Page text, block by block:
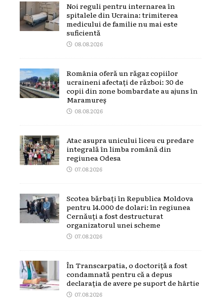
Noi reguli pentru internarea în
spitalele din Ucraina: trimiterea
medicului de familie nu mai este
suficientă
08.08.2026
România oferă un răgaz copiilor
ucraineni afectați de război: 30 de
copii din zone bombardate au ajuns în
Maramureș
08.08.2026
Atac asupra unicului liceu cu predare
integrală în limba română din
regiunea Odesa
07.08.2026
Scotea bărbați în Republica Moldova
pentru 14.000 de dolari: în regiunea
Cernăuți a fost destructurat
organizatorul unei scheme
07.08.2026
În Transcarpatia, o doctoriță a fost
condamnată pentru că a depus
declarația de avere pe suport de hârtie
07.08.2026